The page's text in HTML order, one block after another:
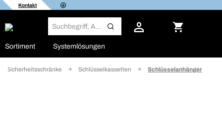
Kontakt
Sortiment Systemlösungen
Sicherheitsschränke Schlüsselkassetten Schlüsselanhänger